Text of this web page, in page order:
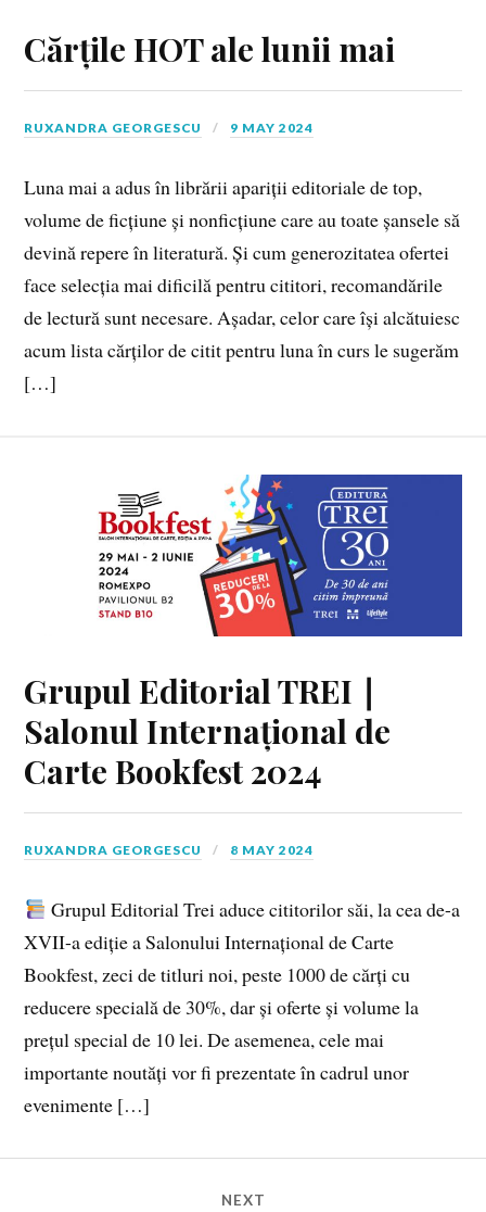
Cărțile HOT ale lunii mai
RUXANDRA GEORGESCU 9 MAY 2024
Luna mai a adus în librării apariții editoriale de top,
volume de ficțiune și nonficțiune care au toate șansele să
devină repere în literatură. Și cum generozitatea ofertei
face selecția mai dificilă pentru cititori, recomandările
de lectură sunt necesare. Așadar, celor care își alcătuiesc
acum lista cărților de citit pentru luna în curs le sugerăm
[…]
Grupul Editorial TREI ∣
Salonul Internațional de
Carte Bookfest 2024
RUXANDRA GEORGESCU 8 MAY 2024
Grupul Editorial Trei aduce cititorilor săi, la cea de-a
XVII-a ediție a Salonului Internațional de Carte
Bookfest, zeci de titluri noi, peste 1000 de cărți cu
reducere specială de 30%, dar și oferte și volume la
prețul special de 10 lei. De asemenea, cele mai
importante noutăți vor fi prezentate în cadrul unor
evenimente […]
NEXT